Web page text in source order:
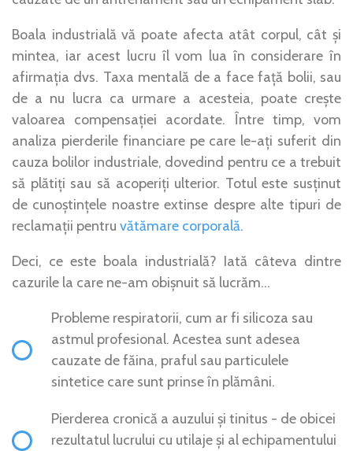
Boala industrială vă poate afecta atât corpul, cât și
mintea, iar acest lucru îl vom lua în considerare în
afirmația dvs. Taxa mentală de a face față bolii, sau
de a nu lucra ca urmare a acesteia, poate crește
valoarea compensației acordate. Între timp, vom
analiza pierderile financiare pe care le-ați suferit din
cauza bolilor industriale, dovedind pentru ce a trebuit
să plătiți sau să acoperiți ulterior. Totul este susținut
de cunoștințele noastre extinse despre alte tipuri de
reclamații pentru vătămare corporală.
Deci, ce este boala industrială? Iată câteva dintre
cazurile la care ne-am obișnuit să lucrăm…
Probleme respiratorii, cum ar fi silicoza sau
astmul profesional. Acestea sunt adesea
cauzate de făina, praful sau particulele
sintetice care sunt prinse în plămâni.
Pierderea cronică a auzului și tinitus - de obicei
rezultatul lucrului cu utilaje și al echipamentului